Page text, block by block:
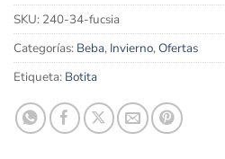
SKU: 240-34-fucsia
Categorías: Beba, Invierno,Ofertas
Etiqueta: Botita